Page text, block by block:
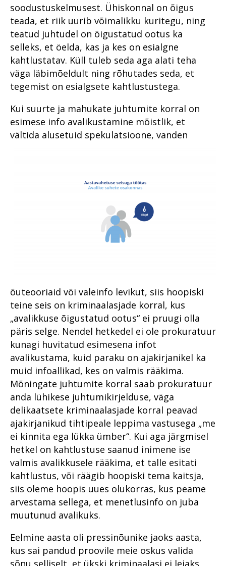
Prokuratuuri aastaraamat
soodustuskelmusest. Ühiskonnal on õigus
teada, et riik uurib võimalikku kuritegu, ning
teatud juhtudel on õigustatud ootus ka
selleks, et öelda, kas ja kes on esialgne
kahtlustatav. Küll tuleb seda aga alati teha
väga läbimõeldult ning rõhutades seda, et
tegemist on esialgsete kahtlustustega.
Kui suurte ja mahukate juhtumite korral on
esimese info avalikustamine mõistlik, et
vältida alusetuid spekulatsioone, vanden
õuteooriaid või valeinfo levikut, siis hoopiski
teine seis on kriminaalasjade korral, kus
„avalikkuse õigustatud ootus“ ei pruugi olla
päris selge. Nendel hetkedel ei ole prokuratuur
kunagi huvitatud esimesena infot
avalikustama, kuid paraku on ajakirjanikel ka
muid infoallikad, kes on valmis rääkima.
Mõningate juhtumite korral saab prokuratuur
anda lühikese juhtumikirjelduse, väga
delikaatsete kriminaalasjade korral peavad
ajakirjanikud tihtipeale leppima vastusega „me
ei kinnita ega lükka ümber“. Kui aga järgmisel
hetkel on kahtlustuse saanud inimene ise
valmis avalikkusele rääkima, et talle esitati
kahtlustus, või räägib hoopiski tema kaitsja,
siis oleme hoopis uues olukorras, kus peame
arvestama sellega, et menetlusinfo on juba
muutunud avalikuks.
Eelmine aasta oli pressinõunike jaoks aasta,
kus sai pandud proovile meie oskus valida